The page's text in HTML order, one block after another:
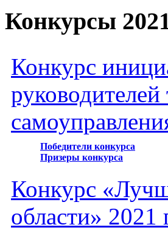
Конкурсы
Конкурс
Победители конкурса
Призеры конкурса
Конкурс
области» 2021